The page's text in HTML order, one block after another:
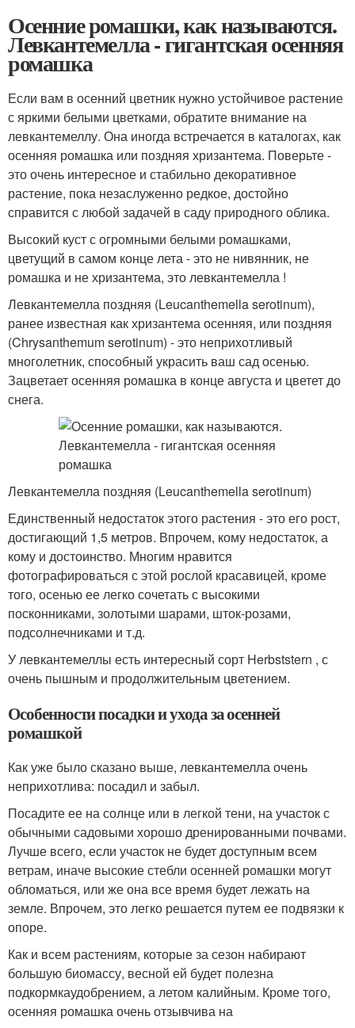
Осенние ромашки, как называются.
Левкантемелла - гигантская осенняя
ромашка
Если вам в осенний цветник нужно устойчивое растение
с яркими белыми цветками, обратите внимание на
левкантемеллу. Она иногда встречается в каталогах, как
осенняя ромашка или поздняя хризантема. Поверьте -
это очень интересное и стабильно декоративное
растение, пока незаслуженно редкое, достойно
справится с любой задачей в саду природного облика.
Высокий куст с огромными белыми ромашками,
цветущий в самом конце лета - это не нивянник, не
ромашка и не хризантема, это левкантемелла !
Левкантемелла поздняя (Leucanthemella serotinum),
ранее известная как хризантема осенняя, или поздняя
(Chrysanthemum serotinum) - это неприхотливый
многолетник, способный украсить ваш сад осенью.
Зацветает осенняя ромашка в конце августа и цветет до
снега.
Левкантемелла поздняя (Leucanthemella serotinum)
Единственный недостаток этого растения - это его рост,
достигающий 1,5 метров. Впрочем, кому недостаток, а
кому и достоинство. Многим нравится
фотографироваться с этой рослой красавицей, кроме
того, осенью ее легко сочетать с высокими
посконниками, золотыми шарами, шток-розами,
подсолнечниками и т.д.
У левкантемеллы есть интересный сорт Herbststern , с
очень пышным и продолжительным цветением.
Особенности посадки и ухода за осенней
ромашкой
Как уже было сказано выше, левкантемелла очень
неприхотлива: посадил и забыл.
Посадите ее на солнце или в легкой тени, на участок с
обычными садовыми хорошо дренированными почвами.
Лучше всего, если участок не будет доступным всем
ветрам, иначе высокие стебли осенней ромашки могут
обломаться, или же она все время будет лежать на
земле. Впрочем, это легко решается путем ее подвязки к
опоре.
Как и всем растениям, которые за сезон набирают
большую биомассу, весной ей будет полезна
подкормкаудобрением, а летом калийным. Кроме того,
осенняя ромашка очень отзывчива на